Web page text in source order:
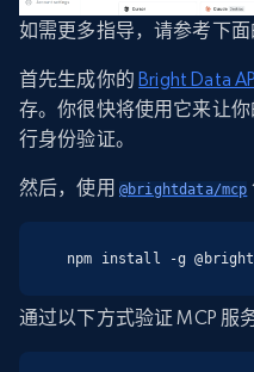
如需更多指导，请参考下面
首先生成你的 Bright Data
存。你很快将使用它来让
行身份验证。
然后，使用 @brightdata/mcp
npm install -g
通过以下方式验证 MCP 服